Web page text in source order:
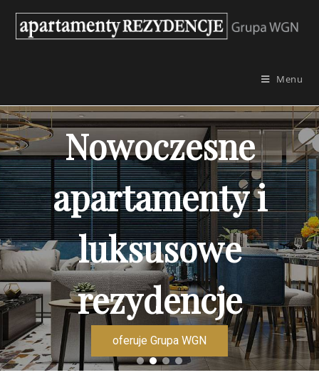
content
Menu
Nowoczesne
apartamenty i
luksusowe
rezydencje
oferuje Grupa WGN